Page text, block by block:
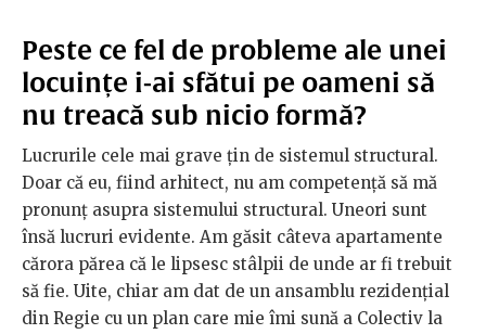
Peste ce fel de probleme ale unei
locuințe i-ai sfătui pe oameni să
nu treacă sub nicio formă?
Lucrurile cele mai grave țin de sistemul structural.
Doar că eu, fiind arhitect, nu am competență să mă
pronunț asupra sistemului structural. Uneori sunt
însă lucruri evidente. Am găsit câteva apartamente
cărora părea că le lipsesc stâlpii de unde ar fi trebuit
să fie. Uite, chiar am dat de un ansamblu rezidențial
din Regie cu un plan care mie îmi sună a Colectiv la